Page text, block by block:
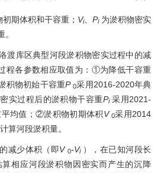
初期体积和干容重； Vi、Pi为淤积物密实
渡库区典型河段淤积物密实过程中的减
程各参数相应取值为：①为降低干容重
积物初始干容重P 0采用2016-2020年典
实过程后的淤积物干容重Pi采用2021-
均值；②淤积物初期体积V 0采用2014
算河段淤积量。
减少体积（即V 0-Vi），在已知河段长
相应河段淤积物因密实而产生的沉降